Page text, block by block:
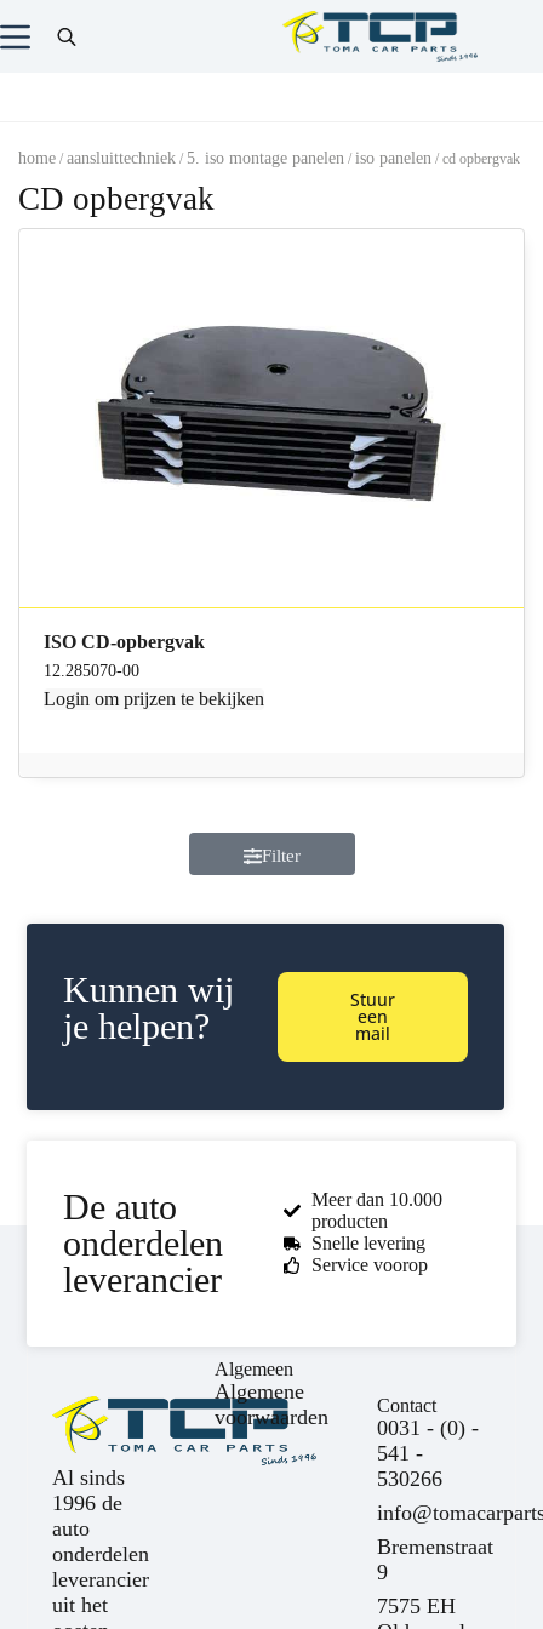
home / aansluittechniek / 5. iso montage panelen / iso panelen / cd opbergvak
CD opbergvak
ISO CD-opbergvak
12.285070-00
Login om prijzen te bekijken
Filter
Kunnen wij
je helpen?
Stuur
een
mail
De auto
onderdelen
leverancier
Meer dan 10.000
producten
Snelle levering
Service voorop
Al sinds
1996 de
auto
onderdelen
leverancier
uit het
Algemeen
Algemene
voorwaarden
Contact
0031 - (0) -
541 -
530266
Bremenstraat
9
7575 EH